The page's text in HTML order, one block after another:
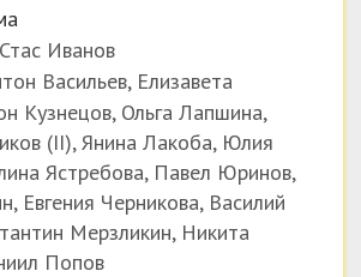
Стас Иванов
Васильев, Елизавета
Кузнецов, Ольга Лапшина,
(II), Янина Лакоба, Юлия
Ястребова, Павел Юринов,
Евгения Черникова, Василий
Мерзликин, Никита
Попов